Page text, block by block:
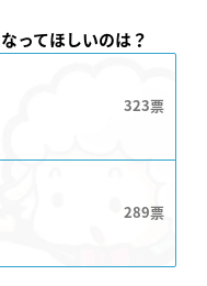
ってほしいのは？
323
289